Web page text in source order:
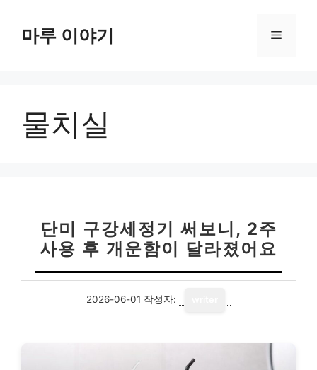
마루 이야기 메
물치실
단미 구강세정기 써보니, 2주
사용 후 개운함이 달라졌어요
2026-06-01 작성자: